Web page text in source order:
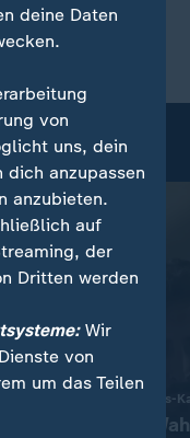
Russische Fake-News-
"Versuchen,
deine Daten
von
uns, dein
dich anzupassen
anzubieten.
auf
der
Dritten werden
Wir
von
um das Teilen